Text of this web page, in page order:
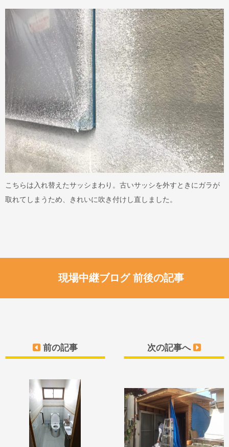
こちらは入れ替えたサッシまわり。古いサッシを外すときにガラが
取れてしまうため、きれいに吹き付けし直しました。
現場中継ブログ 前後の記事
前の記事 次の記事へ